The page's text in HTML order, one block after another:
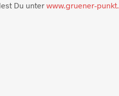
Du unter www.gruener-